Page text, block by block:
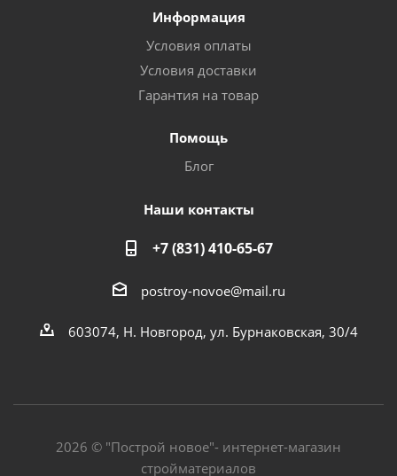
Информация
Условия оплаты
Условия доставки
Гарантия на товар
Помощь
Блог
Наши контакты
+7 (831) 410-65-67
postroy-novoe@mail.ru
603074, Н. Новгород, ул. Бурнаковская, 30/4
2026 © "Построй новое"- интернет-магазин
стройматериалов